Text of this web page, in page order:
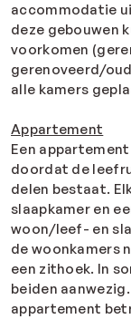
accommodatie
deze gebouwen
voorkomen
gerenoveerd/
alle kamers
Appartement
Een
doordat de
delen bestaat.
slaapkamer en
woon/leef- en
de woonkamers
een zithoek. In
beiden
appartement